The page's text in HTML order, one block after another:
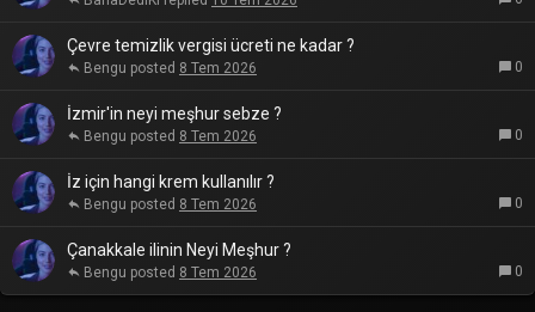
Çevre temizlik vergisi ücreti ne kadar ?
0
8 Tem 2026
Bengu
İzmir'in neyi meşhur sebze ?
0
8 Tem 2026
Bengu
İz için hangi krem kullanılır ?
0
8 Tem 2026
Bengu
Çanakkale ilinin Neyi Meşhur ?
0
8 Tem 2026
Bengu